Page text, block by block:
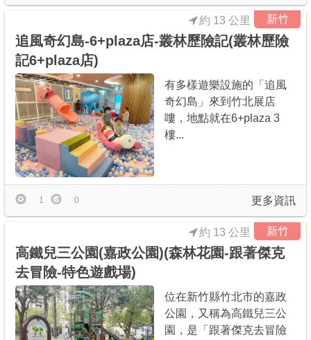
新竹
追風奇幻島-6+plaza店-叢林歷險記(叢林歷險
記6+plaza店)
約 13 公里
有多樣遊樂設施的「追風
奇幻島」來到竹北展店
嘍，地點就在6+plaza 3
樓...
更多資訊
1 0
新竹
高鐵兒三公園(嘉政公園)(森林花園-跟著傑克
去冒險-特色遊戲場)
約 13 公里
位在新竹縣竹北市的嘉政
公園，又稱為高鐵兒三公
園，是「跟著傑克去冒險